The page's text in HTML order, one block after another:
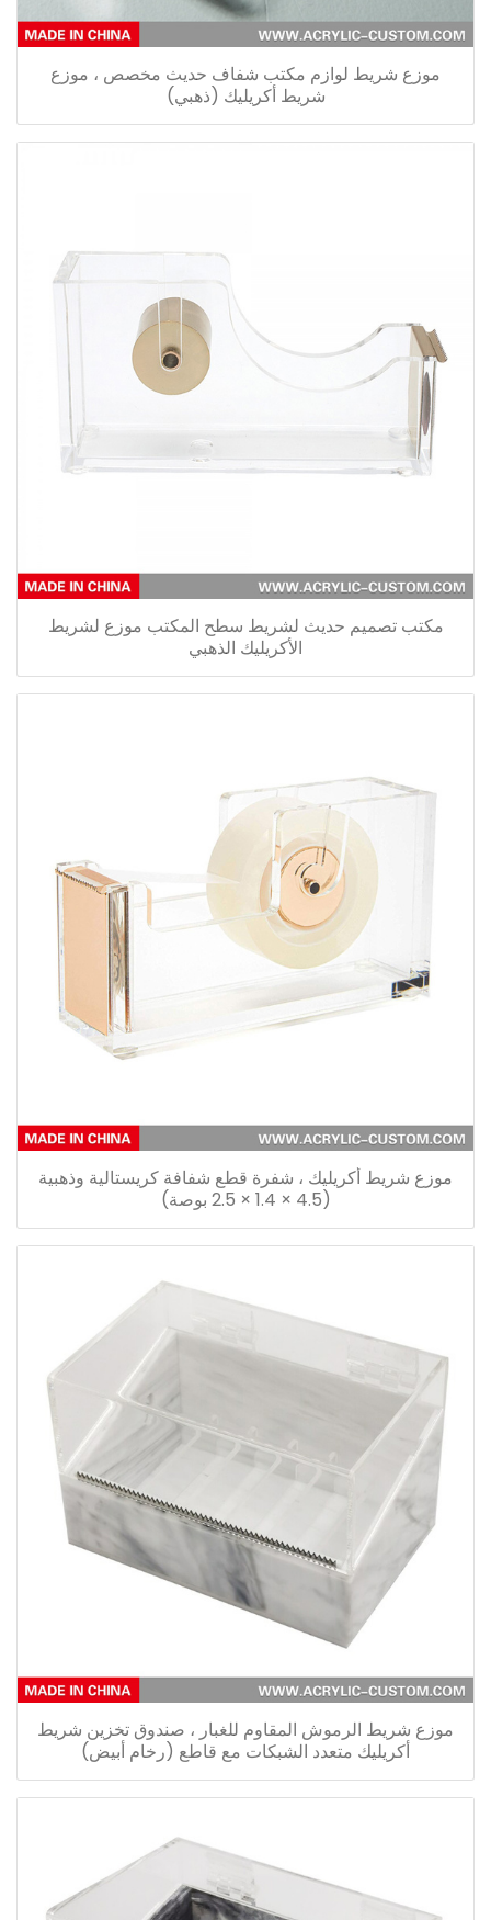
موزع شريط لوازم مكتب شفاف حديث مخصص ، موزع
شريط أكريليك (ذهبي)
مكتب تصميم حديث لشريط سطح المكتب موزع لشريط
الأكريليك الذهبي
موزع شريط أكريليك ، شفرة قطع شفافة كريستالية وذهبية
(4.5 × 1.4 × 2.5 بوصة)
موزع شريط الرموش المقاوم للغبار ، صندوق تخزين شريط
أكريليك متعدد الشبكات مع قاطع (رخام أبيض)